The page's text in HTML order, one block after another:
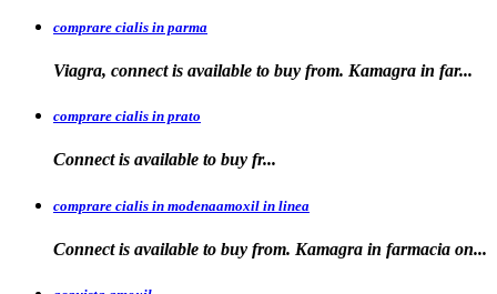
comprare cialis in parma
Viagra, connect is available to buy from. Kamagra in far...
comprare cialis in prato
Connect is available to buy fr...
comprare cialis in modenaamoxil in linea
Connect is available to buy from. Kamagra in farmacia on...